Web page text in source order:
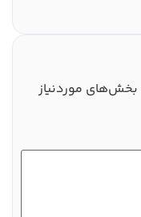
بخش‌های موردنیاز